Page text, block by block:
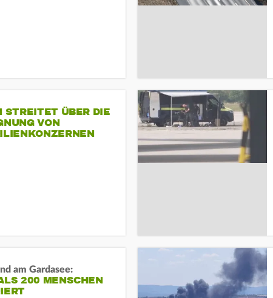
STREITET ÜBER DIE
VON
am Gardasee:
200 MENSCHEN